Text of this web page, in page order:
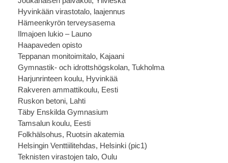
Hyvinkään virastotalo, laajennus
Hämeenkyrön terveysasema
Ilmajoen lukio – Launo
Haapaveden opisto
Teppanan monitoimitalo, Kajaani
Gymnastik- och idrottshögskolan, Tukholma
Harjunrinteen koulu, Hyvinkää
Rakveren ammattikoulu, Eesti
Ruskon betoni, Lahti
Täby Enskilda Gymnasium
Tamsalun koulu, Eesti
Folkhälsohus, Ruotsin akatemia
Helsingin Venttiilitehdas, Helsinki (pic1)
Teknisten virastojen talo, Oulu